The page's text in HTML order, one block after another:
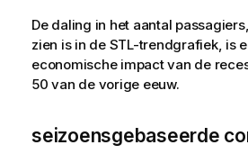
De daling in het aantal
zien is in de STL-trendgrafiek, is
economische impact van de
50 van de vorige eeuw.
seizoensgebaseerde